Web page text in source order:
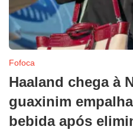
Fofoca
Haaland chega à
guaxinim
bebida após